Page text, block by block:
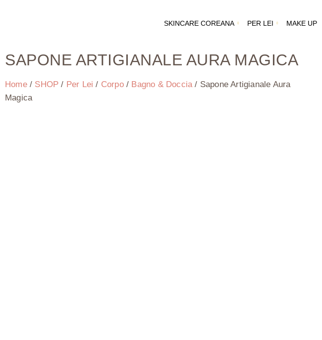
SKINCARE COREANA PER LEI MAKE UP
SAPONE ARTIGIANALE AURA MAGICA
Home/ SHOP / Per Lei / Corpo/ Bagno & Doccia/ Sapone Artigianale Aura
Magica